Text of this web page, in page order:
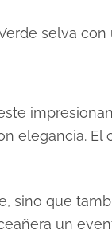
selva
elegancia. El
sino que
un